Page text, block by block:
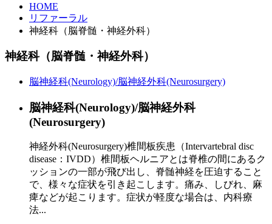
HOME
リファーラル
神経科（脳脊髄・神経外科）
神経科（脳脊髄・神経外科）
脳神経科(Neurology)/脳神経外科(Neurosurgery)
脳神経科(Neurology)/脳神経外科
(Neurosurgery)
神経外科(Neurosurgery)椎間板疾患（Intervartebral disc
disease：IVDD）椎間板ヘルニアとは脊椎の間にあるク
ッションの一部が飛び出し、脊髄神経を圧迫すること
で、様々な症状を引き起こします。痛み、しびれ、麻
痺などが起こります。症状が軽度な場合は、内科療
法...